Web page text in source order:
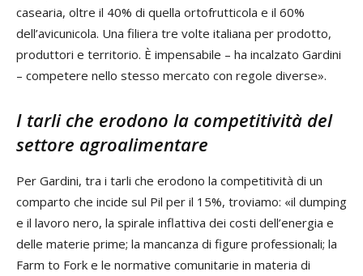
casearia, oltre il 40% di quella ortofrutticola e il 60%
dell’avicunicola. Una filiera tre volte italiana per prodotto,
produttori e territorio. È impensabile – ha incalzato Gardini
– competere nello stesso mercato con regole diverse».
I tarli che erodono la competitività del
settore agroalimentare
Per Gardini, tra i tarli che erodono la competitività di un
comparto che incide sul Pil per il 15%, troviamo: «il dumping
e il lavoro nero, la spirale inflattiva dei costi dell’energia e
delle materie prime; la mancanza di figure professionali; la
Farm to Fork e le normative comunitarie in materia di